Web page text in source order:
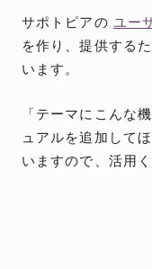
サポトピアの ユー
を作り、提供する
います。
「テーマにこんな
ュアルを追加して
いますので、活用く